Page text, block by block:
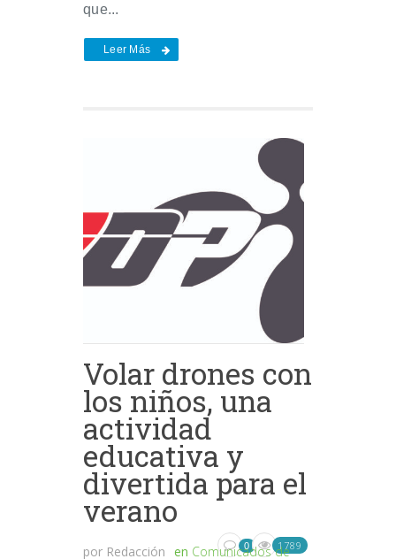
que...
Leer Más
Volar drones con
los niños, una
actividad
educativa y
divertida para el
verano
por Redacción en Comunicados de
0 1789